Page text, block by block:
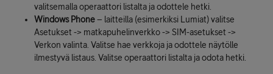
valitsemalla operaattori listalta ja odottele hetki.
Windows Phone– laitteilla (esimerkiksi Lumiat) valitse
Asetukset -> matkapuhelinverkko -> SIM-asetukset ->
Verkon valinta. Valitse hae verkkoja ja odottele näytölle
ilmestyvä listaus. Valitse operaattori listalta ja odota hetki.